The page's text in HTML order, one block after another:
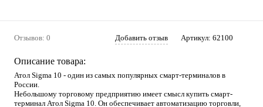
Отзывов: 0 Добавить отзыв Артикул: 62100
Описание товара:
Атол Sigma 10 - один из самых популярных смарт-терминалов в
России.
Небольшому торговому предприятию имеет смысл купить смарт-
терминал Атол Sigma 10. Он обеспечивает автоматизацию торговли,